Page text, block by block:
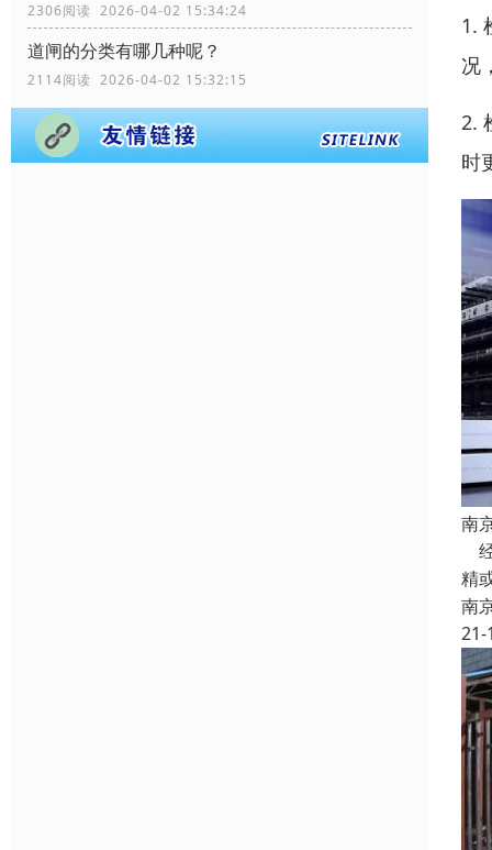
2306阅读 2026-04-02 15:34:24
道闸的分类有哪几种呢？
2114阅读 2026-04-02 15:32:15
1.
况
2.
时
南
精
南
21-